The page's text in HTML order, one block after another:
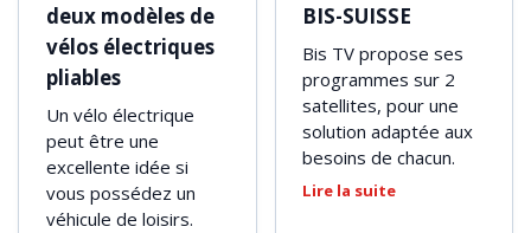
deux modèles de
vélos électriques
pliables
Un vélo électrique
peut être une
excellente idée si
vous possédez un
véhicule de loisirs.
BIS-SUISSE
Bis TV propose ses
programmes sur 2
satellites, pour une
solution adaptée aux
besoins de chacun.
Lire la suite